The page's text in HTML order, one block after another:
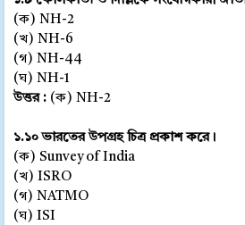
(ক) NH-2
(খ) NH-6
(গ) NH-44
(ঘ) NH-1
উত্তর : (ক) NH-2
১.১০ ভারতের উপগ্রহ চিত্র প্রকাশ করে।
(ক) Sunvey of India
(খ) ISRO
(গ) NATMO
(ঘ) ISI